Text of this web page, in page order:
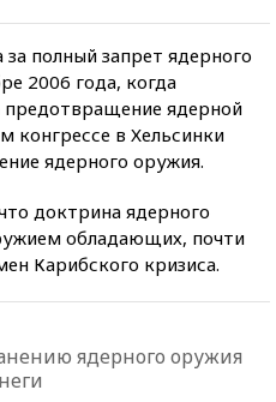
полный запрет ядерного
2006 года, когда
предотвращение ядерной
конгрессе в Хельсинки
ядерного оружия.
доктрина ядерного
обладающих, почти
Карибского кризиса.
ядерного оружия